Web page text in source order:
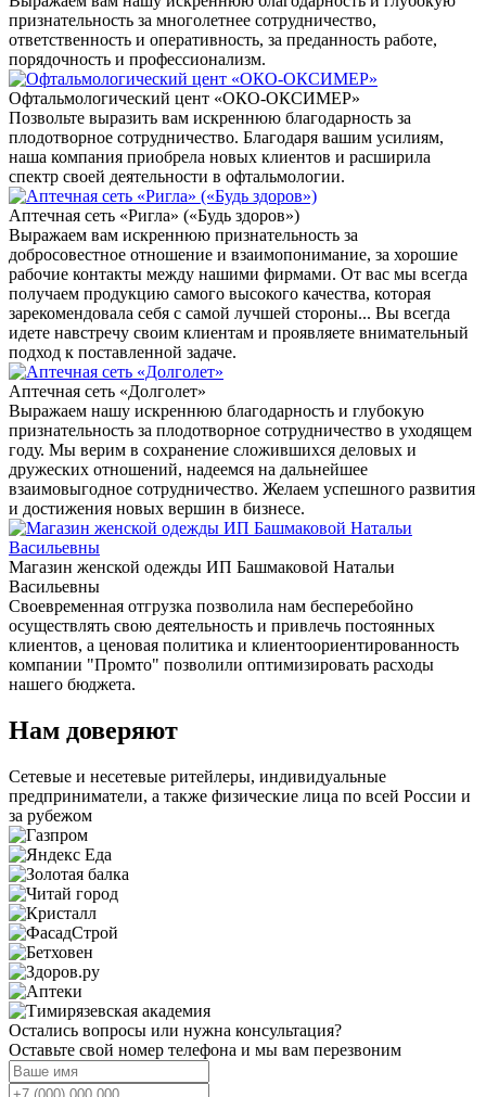
признательность за многолетнее сотрудничество,
ответственность и оперативность, за преданность работе,
порядочность и профессионализм.
Офтальмологический цент «ОКО-ОКСИМЕР»
Позвольте выразить вам искреннюю благодарность за
плодотворное сотрудничество. Благодаря вашим усилиям,
наша компания приобрела новых клиентов и расширила
спектр своей деятельности в офтальмологии.
Аптечная сеть «Ригла» («Будь здоров»)
Выражаем вам искреннюю признательность за
добросовестное отношение и взаимопонимание, за хорошие
рабочие контакты между нашими фирмами. От вас мы всегда
получаем продукцию самого высокого качества, которая
зарекомендовала себя с самой лучшей стороны... Вы всегда
идете навстречу своим клиентам и проявляете внимательный
подход к поставленной задаче.
Аптечная сеть «Долголет»
Выражаем нашу искреннюю благодарность и глубокую
признательность за плодотворное сотрудничество в уходящем
году. Мы верим в сохранение сложившихся деловых и
дружеских отношений, надеемся на дальнейшее
взаимовыгодное сотрудничество. Желаем успешного развития
и достижения новых вершин в бизнесе.
Магазин женской одежды ИП Башмаковой Натальи
Васильевны
Своевременная отгрузка позволила нам бесперебойно
осуществлять свою деятельность и привлечь постоянных
клиентов, а ценовая политика и клиентоориентированность
компании "Промто" позволили оптимизировать расходы
нашего бюджета.
Нам доверяют
Сетевые и несетевые ритейлеры, индивидуальные
предприниматели, а также физические лица по всей России и
за рубежом
Остались вопросы или нужна консультация?
Оставьте свой номер телефона и мы вам перезвоним